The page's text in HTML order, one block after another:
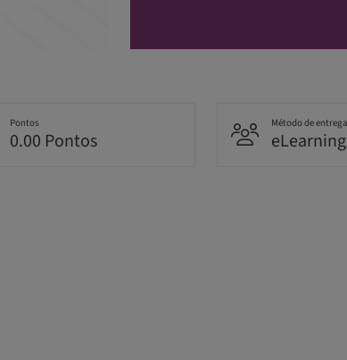
Pontos
0.00 Pontos
Método de entrega
eLearning